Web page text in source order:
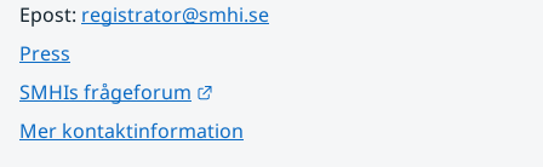
Epost: registrator@smhi.se
Press
SMHIs frågeforum
Mer kontaktinformation